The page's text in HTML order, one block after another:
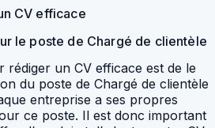
CV efficace
le poste de Chargé de clientèle
rédiger un CV efficace est de le
du poste de Chargé de clientèle
entreprise a ses propres
ce poste. Il est donc important